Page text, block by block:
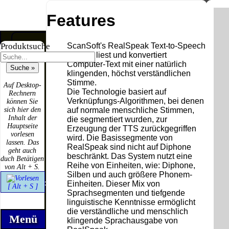
Features
ScanSoft's RealSpeak Text-to-Speech
Lösung liest und konvertiert
Computer-Text mit einer natürlich
klingenden, höchst verständlichen
Stimme.
Die Technologie basiert auf
Verknüpfungs-Algorithmen, bei denen
auf normale menschliche Stimmen,
die segmentiert wurden, zur
Erzeugung der TTS zurückgegriffen
wird. Die Basissegmente von
RealSpeak sind nicht auf Diphone
beschränkt. Das System nutzt eine
Reihe von Einheiten, wie: Diphone,
Silben und auch größere Phonem-
Einheiten. Dieser Mix von
Sprachsegmenten und tiefgende
linguistische Kenntnisse ermöglicht
die verständliche und menschlich
klingende Sprachausgabe von
Produktsuche
Auf Desktop-
Rechnern
können Sie
sich hier den
Inhalt der
Hauptseite
vorlesen
lassen. Das
geht auch
duch Betätigen
von Alt + S.
[ Alt + S ]
Menü
QR
Code:
Versandkosten DHL
Standard bis 5kg
Deutschland
Nachnahme:
8.95 €
Deutschland
Vorkasse: 6.95
€
Deutschland
PayPal: 6.95 €
EU (inkl.
Schweiz)
Vorkasse:
20.00 €
EU (inkl.
Schweiz)
PayPal: 20.00
€
Download only
Deutschland
Vorkasse:
0.00 €
Deutschland
PayPal:
0.00 €
EU (inkl.
Schweiz)
Vorkasse:
0.00 €
EU (inkl.
Schweiz)
PayPal:
0.00 €
Bei dieser